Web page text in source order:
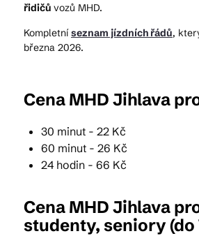
Kam vyrazit
© 2026 Brána
řidičů vozů MHD.
Kompletníseznam jízdních řádů,
března 2026.
Cena MHD Jihlava
30 minut - 22 Kč
60 minut - 26 Kč
24 hodin - 66 Kč
Cena MHD Jihlava
studenty, seniory (do